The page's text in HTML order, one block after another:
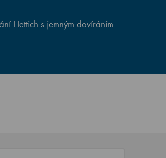
Hettich s jemným dovíráním